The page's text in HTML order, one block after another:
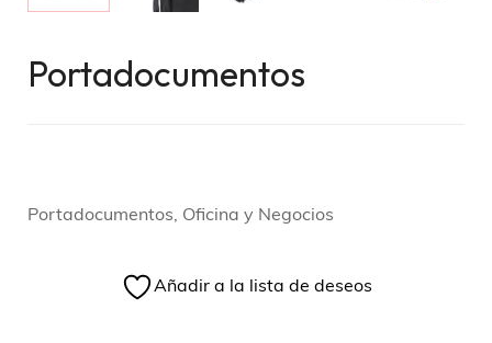
Portadocumentos
Portadocumentos, Oficina y Negocios
Añadir a la lista de deseos